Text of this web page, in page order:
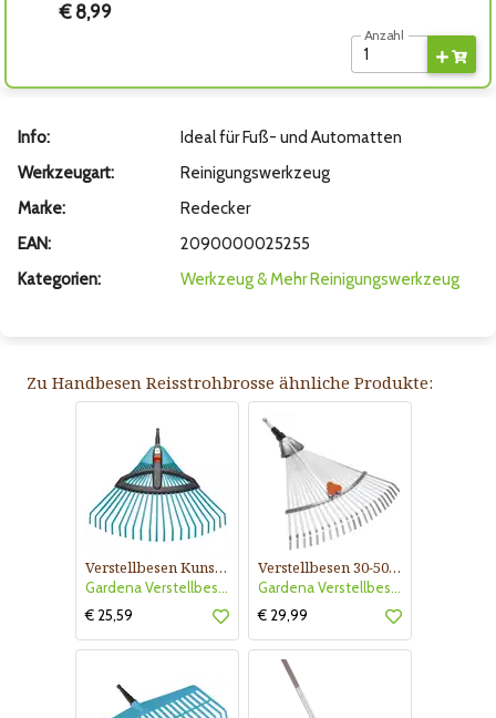
€ 8,99
Anzahl
Info:
Ideal für Fuß- und Automatten
Werkzeugart:
Reinigungswerkzeug
Marke:
Redecker
EAN:
2090000025255
Kategorien:
Werkzeug & Mehr Reinigungswerkzeug
Zu Handbesen Reisstrohbrosse ähnliche Produkte:
Verstellbesen Kunstst.
Gardena Verstellbesen Kunstst.
€ 25,59
Verstellbesen 30-50cm
Gardena Verstellbesen 30-50cm
€ 29,99